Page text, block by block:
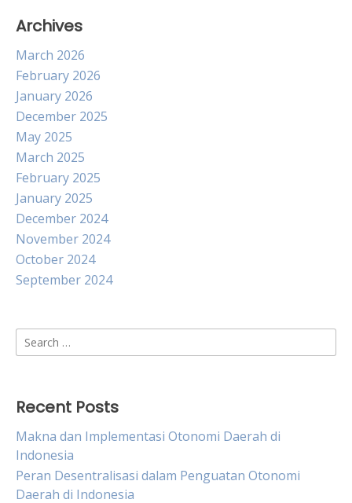
Archives
March 2026
February 2026
January 2026
December 2025
May 2025
March 2025
February 2025
January 2025
December 2024
November 2024
October 2024
September 2024
Search
for:
Recent Posts
Makna dan Implementasi Otonomi Daerah di
Indonesia
Peran Desentralisasi dalam Penguatan Otonomi
Daerah di Indonesia